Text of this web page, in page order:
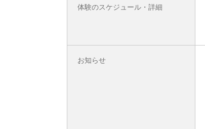
体験のスケジュール・詳細
お知らせ